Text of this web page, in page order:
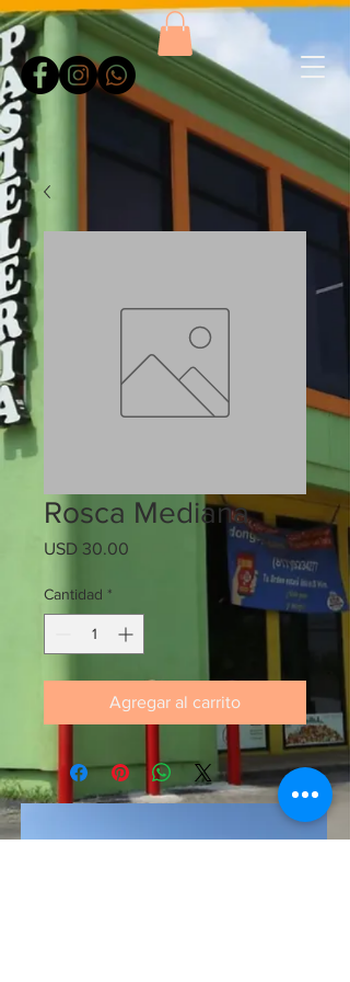
Rosca Mediana
USD 30.00
Cantidad *
Agregar al carrito